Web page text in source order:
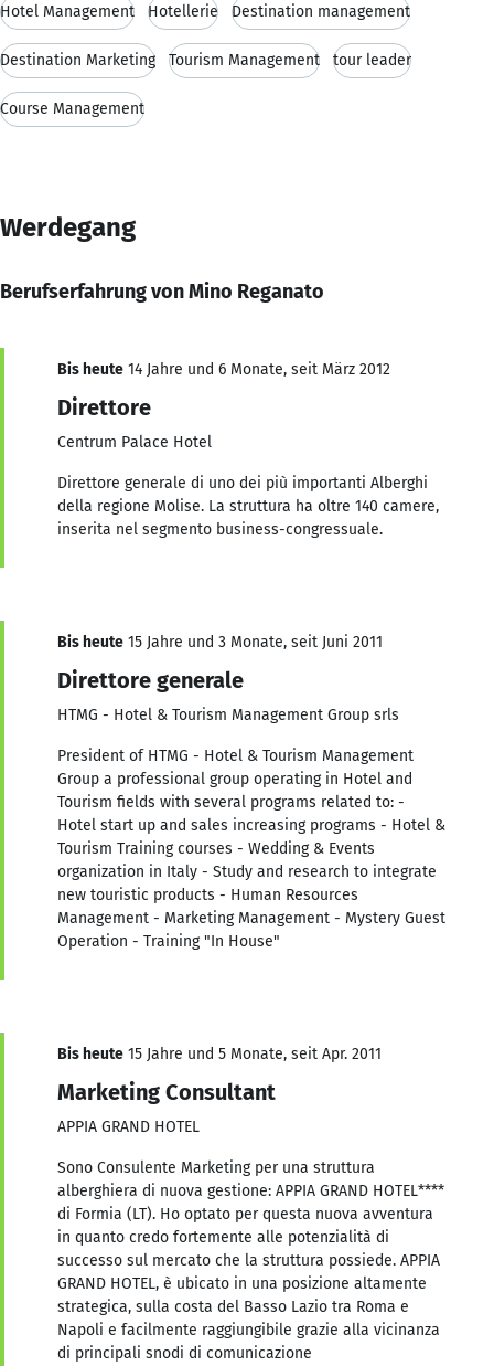
Hotel Management Hotellerie Destination management
Destination Marketing Tourism Management tour leader
Course Management
Werdegang
Berufserfahrung von Mino Reganato
Bis heute 14 Jahre und 6 Monate, seit März 2012
Direttore
Centrum Palace Hotel
Direttore generale di uno dei più importanti Alberghi
della regione Molise. La struttura ha oltre 140 camere,
inserita nel segmento business-congressuale.
Bis heute 15 Jahre und 3 Monate, seit Juni 2011
Direttore generale
HTMG - Hotel & Tourism Management Group srls
President of HTMG - Hotel & Tourism Management
Group a professional group operating in Hotel and
Tourism fields with several programs related to: -
Hotel start up and sales increasing programs - Hotel &
Tourism Training courses - Wedding & Events
organization in Italy - Study and research to integrate
new touristic products - Human Resources
Management - Marketing Management - Mystery Guest
Operation - Training "In House"
Bis heute 15 Jahre und 5 Monate, seit Apr. 2011
Marketing Consultant
APPIA GRAND HOTEL
Sono Consulente Marketing per una struttura
alberghiera di nuova gestione: APPIA GRAND HOTEL****
di Formia (LT). Ho optato per questa nuova avventura
in quanto credo fortemente alle potenzialità di
successo sul mercato che la struttura possiede. APPIA
GRAND HOTEL, è ubicato in una posizione altamente
strategica, sulla costa del Basso Lazio tra Roma e
Napoli e facilmente raggiungibile grazie alla vicinanza
di principali snodi di comunicazione